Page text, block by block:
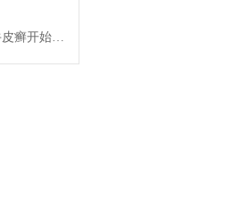
「TOP5排名」牛皮癣医院|牛皮癣开始的症状是什么